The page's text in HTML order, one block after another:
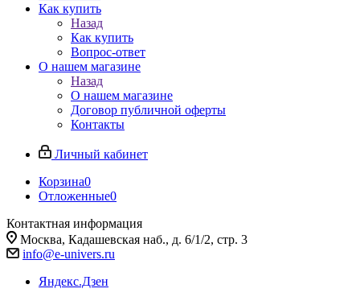
Как купить
Назад
Как купить
Вопрос-ответ
О нашем магазине
Назад
О нашем магазине
Договор публичной оферты
Контакты
Личный кабинет
Корзина0
Отложенные0
Контактная информация
Москва, Кадашевская наб., д. 6/1/2, стр. 3
info@e-univers.ru
Яндекс.Дзен